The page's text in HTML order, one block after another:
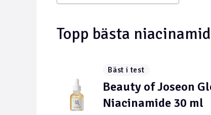
Topp bästa
Bäst i test
Beauty of Joseon
Niacinamide 30 ml